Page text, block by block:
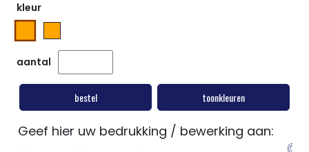
kleur
aantal
bestel toonkleuren
Geef hier uw bedrukking / bewerking aan: